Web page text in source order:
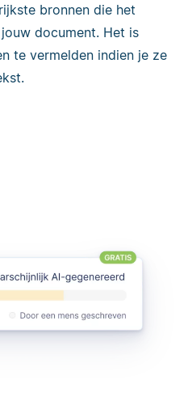
bronnen die het
document. Het is
te vermelden indien je ze